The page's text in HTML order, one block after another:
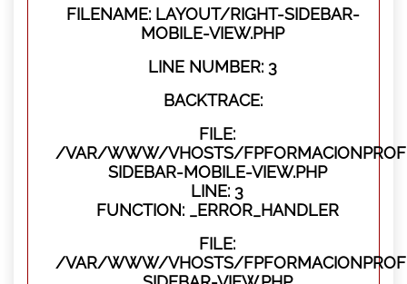
FILENAME: LAYOUT/RIGHT-SIDEBAR-
MOBILE-VIEW.PHP
LINE NUMBER: 3
BACKTRACE:
FILE:
/VAR/WWW/VHOSTS/
SIDEBAR-MOBILE-VIEW.PHP
LINE: 3
FUNCTION: _ERROR_HANDLER
FILE:
/VAR/WWW/VHOSTS/